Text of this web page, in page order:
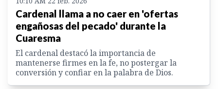
Cardenal llama a no caer en 'ofertas
engañosas del pecado' durante la
Cuaresma
El cardenal destacó la importancia de
mantenerse firmes en la fe, no postergar la
conversión y confiar en la palabra de Dios.